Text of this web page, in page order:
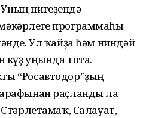
ниге­ҙендә
программаһы
Ул ҡайҙа һәм ниндәй
күҙ уңында тота.
“Росавтодор”ҙың
раҫланды ла
Салауат,